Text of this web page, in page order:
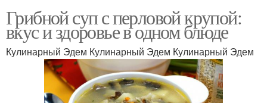
Грибной суп с перловой крупой:
вкус и здоровье в одном блюде
Кулинарный Эдем Кулинарный Эдем Кулинарный Эдем